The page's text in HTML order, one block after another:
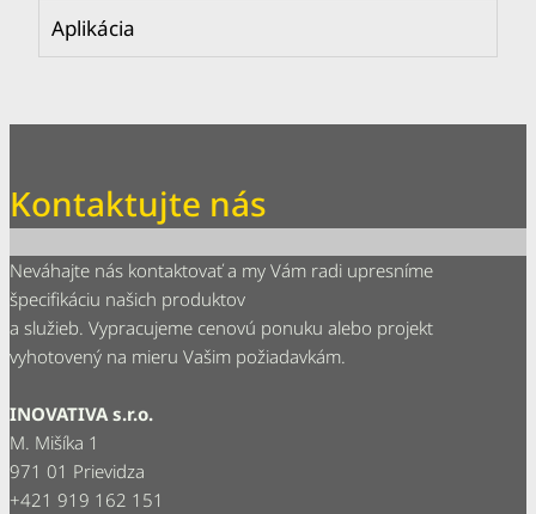
Aplikácia
Kontaktujte nás
Neváhajte nás kontaktovať a my Vám radi upresníme
špecifikáciu našich produktov
a služieb. Vypracujeme cenovú ponuku alebo projekt
vyhotovený na mieru Vašim požiadavkám.
INOVATIVA s.r.o.
M. Mišíka 1
971 01 Prievidza
+421 919 162 151